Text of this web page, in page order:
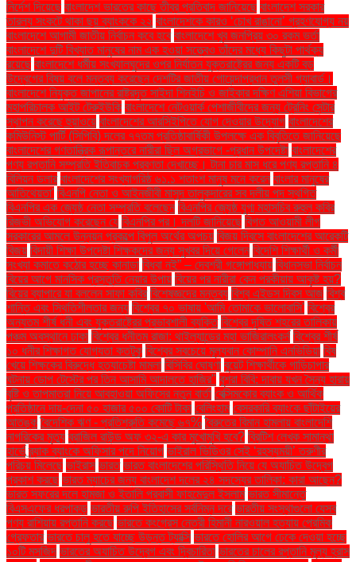
নির্দেশ দিয়েছে বাংলাদেশ ভারতের কাছে তীব্র প্রতিবাদ জানিয়েছে বাংলাদেশ সরকার
তারল্য সংকটে থাকা ছয় ব্যাংককে ২২ বাংলাদেশকে কারও ‘চোখ রাঙানো’ গ্রহণযোগ্য নয়
বাংলাদেশে আগামী জাতীয় নির্বাচন কবে হবে বাংলাদেশে খুব জনপ্রিয় ৩০ রকম ভর্তা
বাংলাদেশে দুটি বিখ্যাত মানুষের নাম এক হওয়া সত্ত্বেও তাঁদের মধ্যে কিছুটা পার্থক্য
রয়েছে বাংলাদেশে ধর্মীয় সংখ্যালঘুদের ওপর নির্যাতন যুক্তরাষ্ট্রের জন্য একটি বড়
উদ্বেগের বিষয় বলে মন্তব্য করেছেন দেশটির জাতীয় গোয়েন্দাপ্রধান তুলসী গ্যাবার্ড।
বাংলাদেশে নিযুক্ত জাপানের রাষ্ট্রদূত সাইদা শিনইচি ও জাইকার দক্ষিণ এশিয়া বিভাগের
মহাপরিচালক আইট টেরুইউকি বাংলাদেশে নেটওয়ার্ক পেশাজীবীদের জন্য ট্রেনিং সেন্টার
স্থাপন করেছে হুয়াওয়ে বাংলাদেশের আরসিইপিতে যোগ দেওয়ার উদ্যোগ বাংলাদেশের
কমিউনিস্ট পার্টি (সিপিবি) দলের ৭৭তম প্রতিষ্ঠাবার্ষিকী উপলক্ষে এক বিবৃতিতে জানিয়েছে
বাংলাদেশের গণতান্ত্রিক রূপান্তরে নারীরা ছিল অগ্রভাগে -প্রধান উপদেষ্টা বাংলাদেশের
পণ্য রপ্তানি সম্প্রতি ইতিবাচক প্রবণতা দেখাচ্ছে। টানা চার মাস ধরে পণ্য রপ্তানি ৪
বিলিয়ন ডলার বাংলাদেশের সংখ্যাগরিষ্ঠ ৬১.১ শতাংশ মানুষ মনে করেন বাংলার মানুষের
আতিথেয়তা' বিএনপি নেতা ও আইনজীবী মাসুদ তালুকদারের সব দলীয় পদ স্থগিত
বিএনপির এক জ্যেষ্ঠ নেতা সম্প্রতি বলেছেন বিএনপির জ্যেষ্ঠ যুগ্ম মহাসচিব রুহুল কবির
রিজভী অভিযোগ করেছেন যে বিএনপির পর। দলটি জানিয়েছে বিগত আওয়ামী লীগ
সরকারের আমলে উন্নয়ন প্রকল্পে বিপুল অর্থের অপচয় বিজয় দিবসে বাংলাদেশের আরেকটি
বিজয় বিদায়ী শিক্ষা উপদেষ্টা শিক্ষকদের জন্য সুখবর দিয়ে গেলেন বিদেশি শিক্ষার্থী ও কর্মী
সংখ্যা কমাতে কঠোর হচ্ছে কানাডা বিধবা নই” – দেবশ্রী গঙ্গোপাধ্যায় বিধানসভা নির্বাচন
বিয়ের আগে মানসিক প্রস্তুতি নেয়ার উপায় বিয়ের পর নারীরা কেন পরকীয়ায় আকৃষ্ট হয়?
বিয়ের ব্যাপারে যা বললেন সাফা কবির বিশেষজ্ঞদের মন্তব্য বিশ্ব এইডস দিবস আজ বিশ্ব
শান্তি এবং স্থিতিশীলতার জন্য বিশ্বের ৭০ ভাষায় 'আমি তোমাকে ভালোবাসি' বিশ্বের
অন্যতম শীর্ষ ধনী এবং যুক্তরাষ্ট্রের প্রভাবশালী ব্যক্তি বিশ্বের দূষিত শহরের তালিকায়
পঞ্চম অবস্থানে ঢাকা বিশ্বের ধনীতম রাজা: থাইল্যান্ডের মহা ভাজিরালংকর্ন বিশ্বের শীর্ষ
১০ ধনীর শিক্ষাগত যোগ্যতা কতটুকু বিশ্বের সবচেয়ে মূল্যবান কোম্পানি এনভিডিয়া বিষ
খেয়ে শিক্ষকের বিরুদ্ধে হত্যাচেষ্টা মামলা বিসিবির ঘোষণা বুয়েট শিক্ষার্থীকে গাড়িচাপার
ঘটনায় ডোপ টেস্টের পর তিন আসামি আদালতে হাজির" বুশরা বিবি: দাবায় যখন সৈন্য হারায়
বৃষ্টি ও তাপমাত্রা নিয়ে আবহাওয়া অফিসের নতুন বার্তা বেক্সিমকোর ব্যাংক ও আর্থিক
প্রতিষ্ঠানে দায়-দেনা ৫০ হাজার ৫০০ কোটি টাকা বেলিংহাম বেসরকারি ব্যাংকে ছাঁটাইয়ের
আতঙ্ক বৈদেশিক ঋণ - প্রতিশ্রুতি কমেছে ৬৭% বৈরুতের বিমান হামলায় বাংলাদেশি
নাগরিকের মৃত্যু ব্রাজিল রাউন্ড অফ ৩২-এ কার মুখোমুখি হবে? ব্রিটিশ লেখক সামান্থা
হার্ভে ব্র্যাক ব্যাংকে অফিসার পদে নিয়োগ ভাইরাল ভিডিওর সেই ‘রহস্যময়ী’ তরুণীর
পরিচয় মিলেছে ভাইরাস ভারত ভারত বাংলাদেশের পরিস্থিতি নিয়ে যে অযাচিত উদ্বেগ
প্রকাশ করছে ভারত ম্যাচের জন্য বাংলাদেশ দলের ২৪ সদস্যের তালিকা: কারা আছেন?
ভারত সফরের দলে হামজা ও ইতালি প্রবাসী ফাহমেদুল ইসলাম ভারত সীমান্তে
বিএসএফের ধরপাকড় ভারতীয় রুপি ইতিহাসের সর্বনিম্ন দরে ভারতীয় সংস্থাগুলো যেসব
পণ্য রাশিয়ায় রপ্তানি করছে ভারতে কংগ্রেস নেত্রী হিমানী নারওয়াল হত্যায় প্রেমিক
গ্রেফতার ভারতে চালু হতে যাচ্ছে উড়ন্ত ট্যাক্সি ভারতে হোলির আগে ঢেকে দেওয়া হচ্ছে
১০টি মসজিদ ভারতের অযাচিত উদ্বেগ এবং দ্বিচারিতা ভারতের চালের রপ্তানি মূল্য হ্রাস